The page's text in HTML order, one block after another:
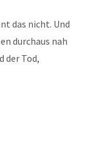
das nicht. Und
durchaus nah
der Tod,